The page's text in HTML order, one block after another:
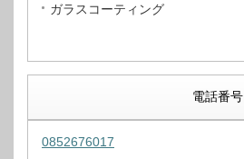
ガラスコーティング
電話番号
0852676017